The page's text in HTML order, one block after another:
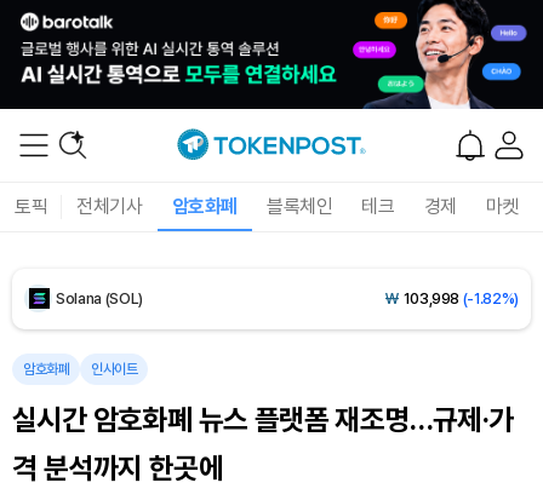
토픽 전체기사 암호화폐 블록체인 테크 경제 마켓
Tether USDt (USDT) ₩1,421(+0.01%)
Solana (SOL) ₩ 103,998 (-1.82%)
TRON (TRX)
Hyperliquid (HYPE) ₩80,023(-2.60%)
Dogecoin (DOGE)
암호화폐 인사이트
실시간 암호화폐 뉴스 플랫폼 재조명…규제·가
격 분석까지 한곳에